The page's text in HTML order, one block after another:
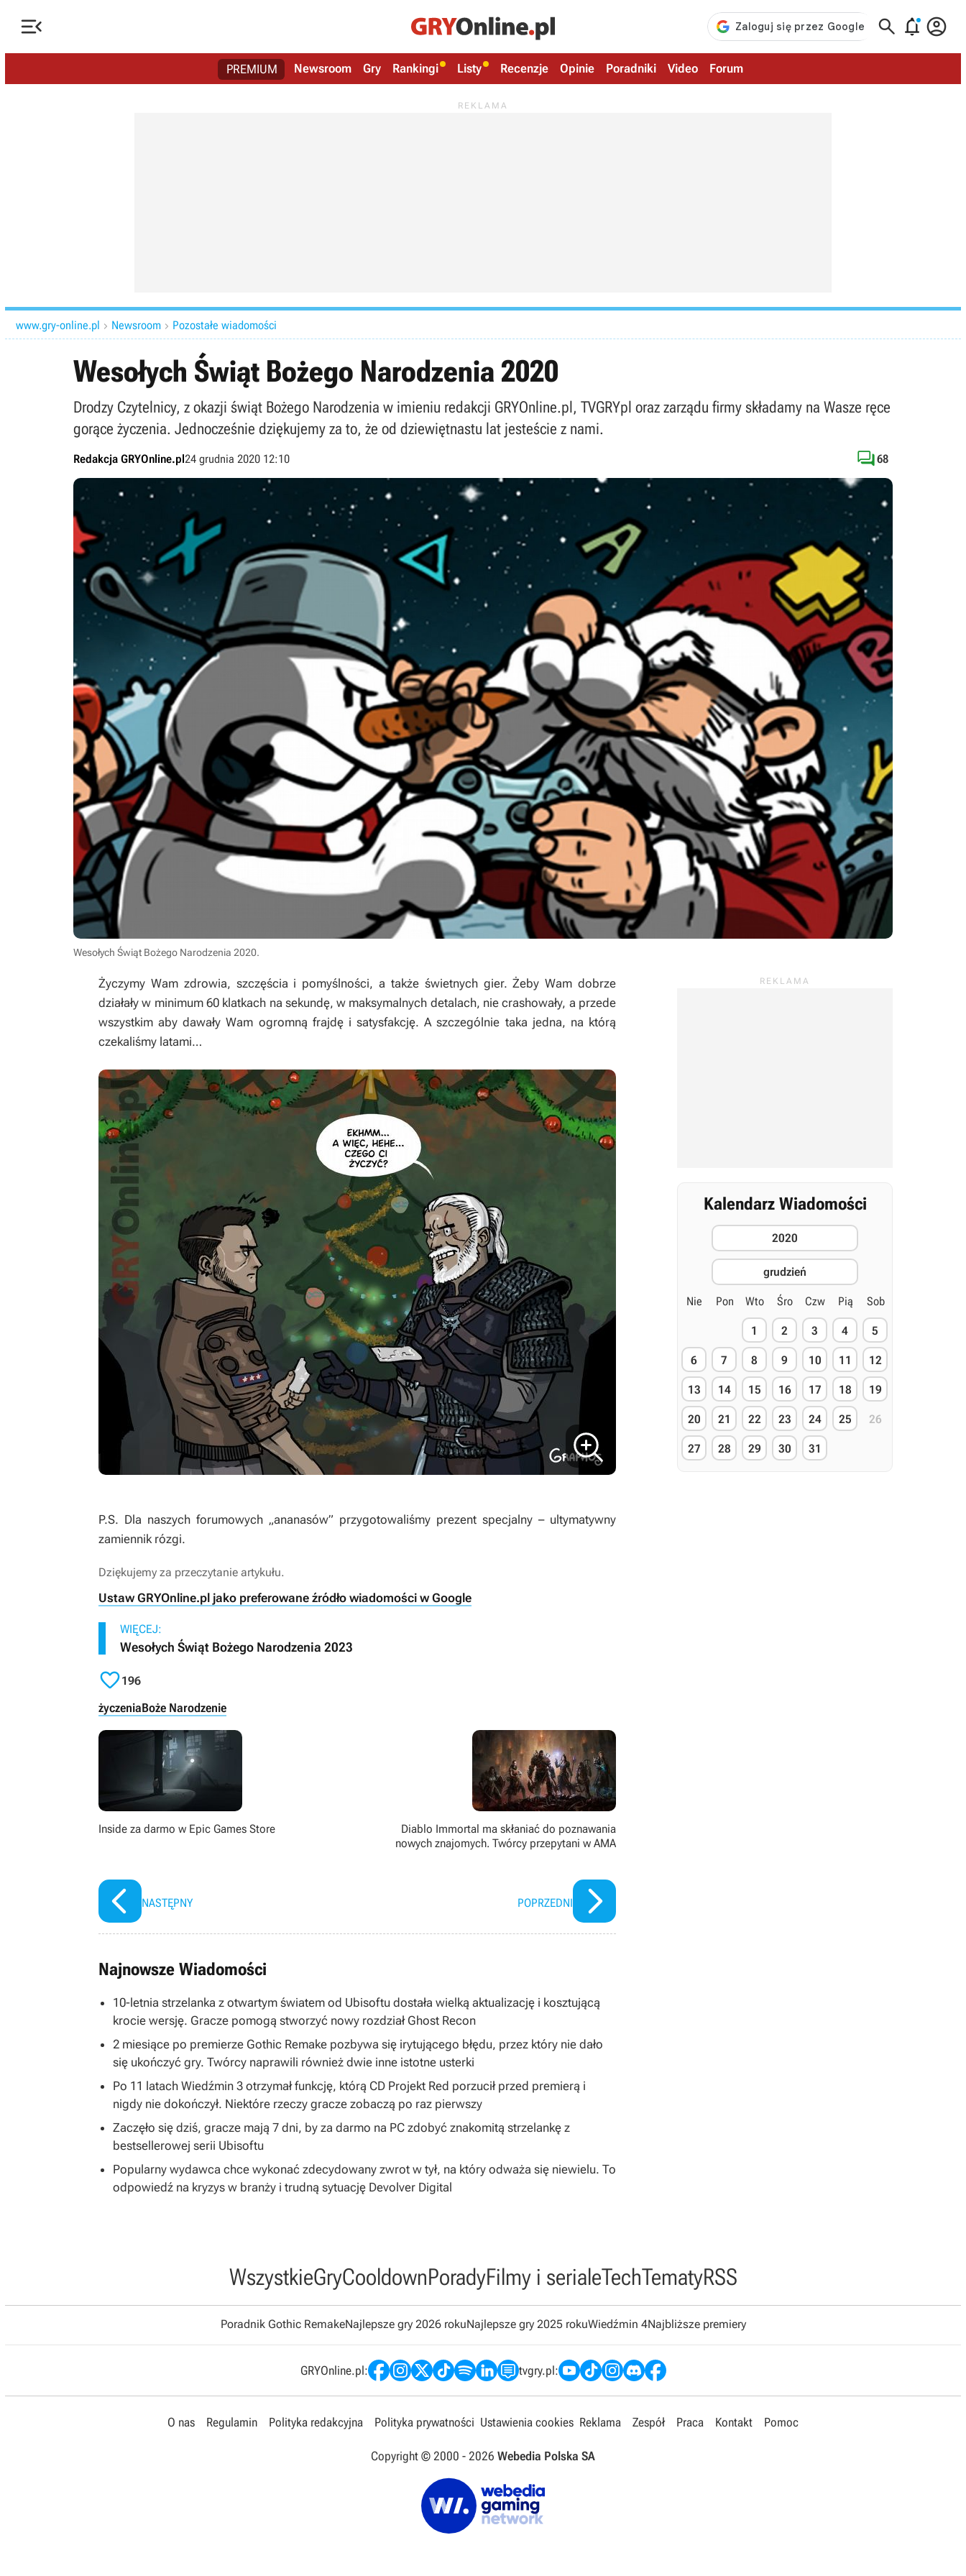
   
PREMIUM Newsroom Gry Rankingi Listy Recenzje Opinie Poradniki Video Forum
www.gry-online.pl  Newsroom  Pozostałe wiadomości
Wesołych Świąt Bożego Narodzenia 2020
Drodzy Czytelnicy, z okazji świąt Bożego Narodzenia w imieniu redakcji GRYOnline.pl, TVGRYpl oraz zarządu firmy składamy na Wasze ręce
gorące życzenia. Jednocześnie dziękujemy za to, że od dziewiętnastu lat jesteście z nami.
Redakcja GRYOnline.pl24 grudnia 2020 12:10 68
Wesołych Świąt Bożego Narodzenia 2020.
Życzymy Wam zdrowia, szczęścia i pomyślności, a także świetnych gier. Żeby Wam dobrze
działały w minimum 60 klatkach na sekundę, w maksymalnych detalach, nie crashowały, a przede
wszystkim aby dawały Wam ogromną frajdę i satysfakcję. A szczególnie taka jedna, na którą
czekaliśmy latami…
P.S. Dla naszych forumowych „ananasów” przygotowaliśmy prezent specjalny – ultymatywny
zamiennik rózgi.
Dziękujemy za przeczytanie artykułu.
Ustaw GRYOnline.pl jako preferowane źródło wiadomości w Google
WIĘCEJ:
Wesołych Świąt Bożego Narodzenia 2023
196
życzeniaBoże Narodzenie
Inside za darmo w Epic Games Store
NASTĘPNY
Diablo Immortal ma skłaniać do poznawania
nowych znajomych. Twórcy przepytani w AMA
POPRZEDNI
Najnowsze Wiadomości
10-letnia strzelanka z otwartym światem od Ubisoftu dostała wielką aktualizację i kosztującą
krocie wersję. Gracze pomogą stworzyć nowy rozdział Ghost Recon
2 miesiące po premierze Gothic Remake pozbywa się irytującego błędu, przez który nie dało
się ukończyć gry. Twórcy naprawili również dwie inne istotne usterki
Po 11 latach Wiedźmin 3 otrzymał funkcję, którą CD Projekt Red porzucił przed premierą i
nigdy nie dokończył. Niektóre rzeczy gracze zobaczą po raz pierwszy
Zaczęło się dziś, gracze mają 7 dni, by za darmo na PC zdobyć znakomitą strzelankę z
bestsellerowej serii Ubisoftu
Popularny wydawca chce wykonać zdecydowany zwrot w tył, na który odważa się niewielu. To
odpowiedź na kryzys w branży i trudną sytuację Devolver Digital
Kalendarz Wiadomości
2020
grudzień
Nie Pon Wto Śro Czw Pią Sob
1 2 3 4 5
6 7 8 9 10 11 12
13 14 15 16 17 18 19
20 21 22 23 24 25 26
27 28 29 30 31
WszystkieGryCooldownPoradyFilmy i serialeTechTematyRSS
Poradnik Gothic RemakeNajlepsze gry 2026 rokuNajlepsze gry 2025 rokuWiedźmin 4Najbliższe premiery
GRYOnline.pl: tvgry.pl:
O nas Regulamin Polityka redakcyjna Polityka prywatności Ustawienia cookies Reklama Zespół Praca Kontakt Pomoc
Copyright © 2000 - 2026 Webedia Polska SA